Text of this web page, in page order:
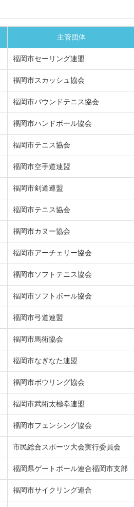
主管団体
福岡市セーリング連盟
福岡市スカッシュ協会
福岡市バウンドテニス協会
福岡市ハンドボール協会
福岡市テニス協会
福岡市空手道連盟
福岡市剣道連盟
福岡市テニス協会
福岡市カヌー協会
福岡市アーチェリー協会
福岡市ソフトテニス協会
福岡市ソフトボール協会
福岡市弓道連盟
福岡市馬術協会
福岡市なぎなた連盟
福岡市ボウリング協会
福岡市武術太極拳連盟
福岡市フェンシング協会
市民総合スポーツ大会実行委員会
福岡県ゲートボール連合福岡市支部
福岡市サイクリング連合